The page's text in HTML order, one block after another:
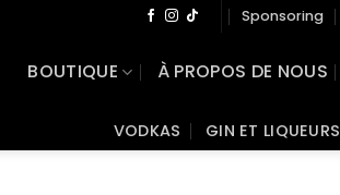
Sponsoring
BOUTIQUE À PROPOS DE NOUS
VODKAS GIN ET LIQUEURS